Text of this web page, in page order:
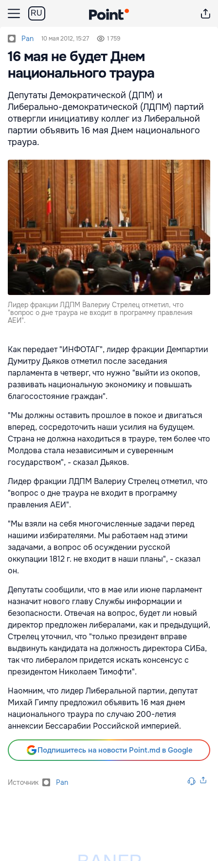
RU
Pan 10 мая 2012, 15:27 1 759
16 мая не будет Днем
национального траура
Депутаты Демократической (ДПМ) и
Либерально-демократической (ЛДПМ) партий
отвергли инициативу коллег из Либеральной
партии объявить 16 мая Днем национального
траура.
Лидер фракции ЛДПМ Валериу Стрелец отметил, что
"вопрос о дне траура не входит в программу правления
АЕИ".
Как передает "ИНФОТАГ", лидер фракции Демпартии
Думитру Дьяков отметил после заседания
парламента в четверг, что нужно "выйти из окопов,
развивать национальную экономику и повышать
благосостояние граждан".
"Мы должны оставить прошлое в покое и двигаться
вперед, сосредоточить наши усилия на будущем.
Страна не должна находиться в трауре, тем более что
Молдова стала независимым и суверенным
государством", - сказал Дьяков.
Лидер фракции ЛДПМ Валериу Стрелец отметил, что
"вопрос о дне траура не входит в программу
правления АЕИ".
"Мы взяли на себя многочисленные задачи перед
нашими избирателями. Мы работаем над этими
задачами, а вопрос об осуждении русской
оккупации 1812 г. не входит в наши планы", - сказал
он.
Депутаты сообщили, что в мае или июне парламент
назначит нового главу Службы информации и
безопасности. Отвечая на вопрос, будет ли новый
директор предложен либералами, как и предыдущий,
Стрелец уточнил, что "только президент вправе
выдвинуть кандидата на должность директора СИБа,
так что либералом придется искать консенсус с
президентом Николаем Тимофти".
Наомним, что лидер Либеральной партии, депутат
Михай Гимпу предложил объявить 16 мая днем
национального траура по случаю 200-летия
аннексии Бессарабии Российской империей.
Подпишитесь на новости Point.md в Google
Источник Pan